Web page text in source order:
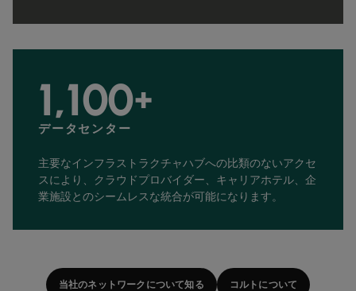
1,100+
データセンター
主要なインフラストラクチャハブへの比類のないアクセ
スにより、クラウドプロバイダー、キャリアホテル、企
業施設とのシームレスな統合が可能になります。
当社のネットワークについて知る コルトについて